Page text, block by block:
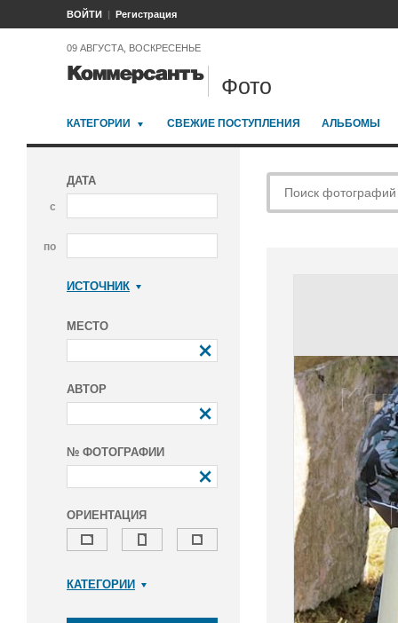
ВОЙТИ Регистрация
09 АВГУСТА, ВОСКРЕСЕНЬЕ
Фото
КАТЕГОРИИ СВЕЖИЕ ПОСТУПЛЕНИЯ АЛЬБОМЫ
ДАТА
с
по
ИСТОЧНИК
МЕСТО
АВТОР
№ ФОТОГРАФИИ
ОРИЕНТАЦИЯ
КАТЕГОРИИ